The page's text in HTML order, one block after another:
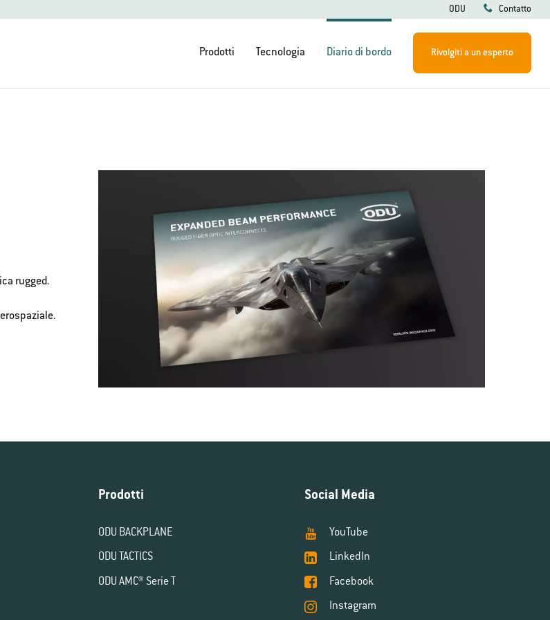
ODU Contatto
Prodotti Tecnologia Diario di bordo Rivolgiti a un esperto
rugged.
Prodotti
ODU BACKPLANE
ODU TACTICS
ODU AMC® Serie T
Social Media
YouTube
LinkedIn
Facebook
Instagram